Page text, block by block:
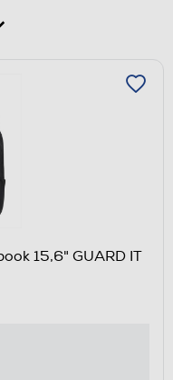
15,6" GUARD IT